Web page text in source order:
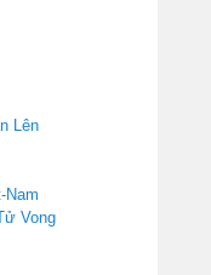
Lên
Nam
Vong